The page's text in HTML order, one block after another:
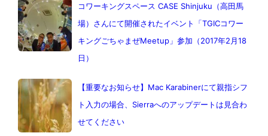
コワーキングスペース CASE Shinjuku（高田馬
場）さんにて開催されたイベント「TGICコワー
キングごちゃまぜMeetup」参加（2017年2月18
日）
【重要なお知らせ】Mac Karabinerにて親指シフ
ト入力の場合、Sierraへのアップデートは見合わ
せてください